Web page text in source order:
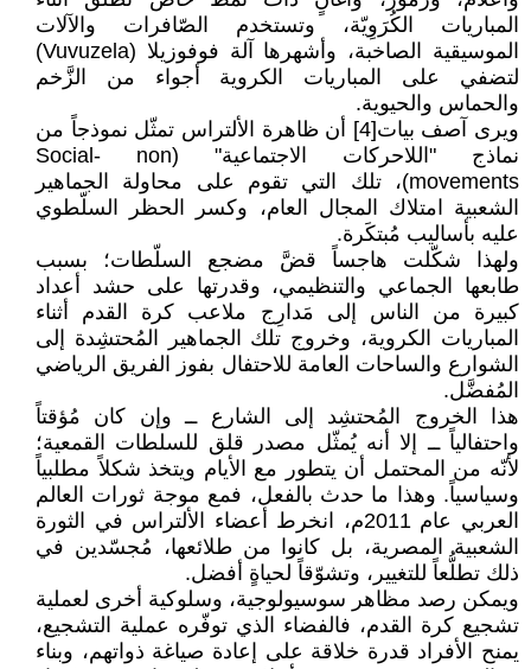
المباريات الكُرَوِيّة، وتستخدم الصّافرات والآلات
الموسيقية الصاخبة، وأشهرها آلة فوفوزيلا (Vuvuzela)
لتضفي على المباريات الكروية أجواء من الزَّخم
والحماس والحيوية.
ويرى آصف بيات[4] أن ظاهرة الألتراس تمثّل نموذجاً من
نماذج "اللاحركات الاجتماعية" (Social- non
movements)، تلك التي تقوم على محاولة الجماهير
الشعبية امتلاك المجال العام، وكسر الحظر السلّطوي
عليه بأساليب مُبتكَرة.
ولهذا شكّلت هاجساً قضَّ مضجع السلّطات؛ بسبب
طابعها الجماعي والتنظيمي، وقدرتها على حشد أعداد
كبيرة من الناس إلى مَدارِج ملاعب كرة القدم أثناء
المباريات الكروية، وخروج تلك الجماهير المُحتشِدة إلى
الشوارع والساحات العامة للاحتفال بفوز الفريق الرياضي
المُفضَّل.
هذا الخروج المُحتشِد إلى الشارع ــ وإن كان مُؤقتاً
واحتفالياً ــ إلا أنه يُمثّل مصدر قلق للسلطات القمعية؛
لأنّه من المحتمل أن يتطور مع الأيام ويتخذ شكلاً مطلبياً
وسياسياً. وهذا ما حدث بالفعل، فمع موجة ثورات العالم
العربي عام 2011م، انخرط أعضاء الألتراس في الثورة
الشعبية المصرية، بل كانوا من طلائعها، مُجسّدين في
ذلك تطلُّعاً للتغيير، وتشوّقاً لحياةٍ أفضل.
ويمكن رصد مظاهر سوسيولوجية، وسلوكية أخرى لعملية
تشجيع كرة القدم، فالفضاء الذي توفّره عملية التشجيع،
يمنح الأفراد قدرة خلاقة على إعادة صياغة ذواتهم، وبناء